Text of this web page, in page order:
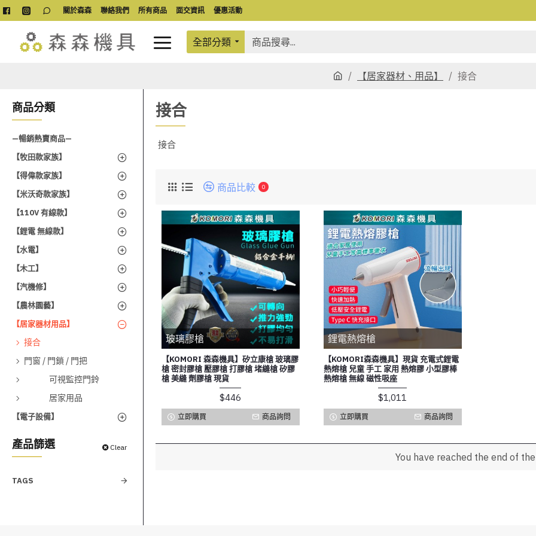
關於森森 聯絡我們 所有商品 面交資訊 優惠活動
全部分類
【居家器材、用品】 接合
商品分類
—暢銷熱賣商品—
【牧田款家族】
【得偉款家族】
【米沃奇款家族】
【110V 有線款】
【鋰電 無線款】
【水電】
【木工】
【汽機修】
【農林園藝】
【居家器材用品】
接合
門窗 / 門鎖 / 門把
可視監控門鈴
居家用品
【電子設備】
產品篩選 Clear
TAGS
接合
接合
商品比較 0
玻璃膠槍
【KOMORI 森森機具】矽立康槍 玻璃膠
槍 密封膠槍 壓膠槍 打膠槍 堵縫槍 矽膠
槍 美縫 劑膠槍 現貨
$446
立即購買 商品詢問
鋰電熱熔槍
【KOMORI森森機具】現貨 充電式鋰電
熱熔槍 兒童 手工 家用 熱熔膠 小型膠棒
熱熔槍 無線 磁性吸座
$1,011
立即購買 商品詢問
You have reached the end of